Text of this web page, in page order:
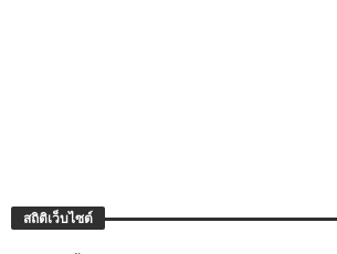
สถิติเว็บไซต์